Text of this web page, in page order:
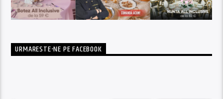
URMARESTE-NE PE FACEBOOK